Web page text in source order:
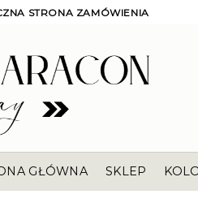
STRONA ZAMÓWIENIA
GŁÓWNA SKLEP